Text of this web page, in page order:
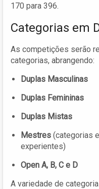
170 para 396.
Categorias em
As competições serão
categorias, abrangendo:
Duplas Masculinas
Duplas Femininas
Duplas Mistas
Mestres (categorias
experientes)
Open A, B, C e D
A variedade de